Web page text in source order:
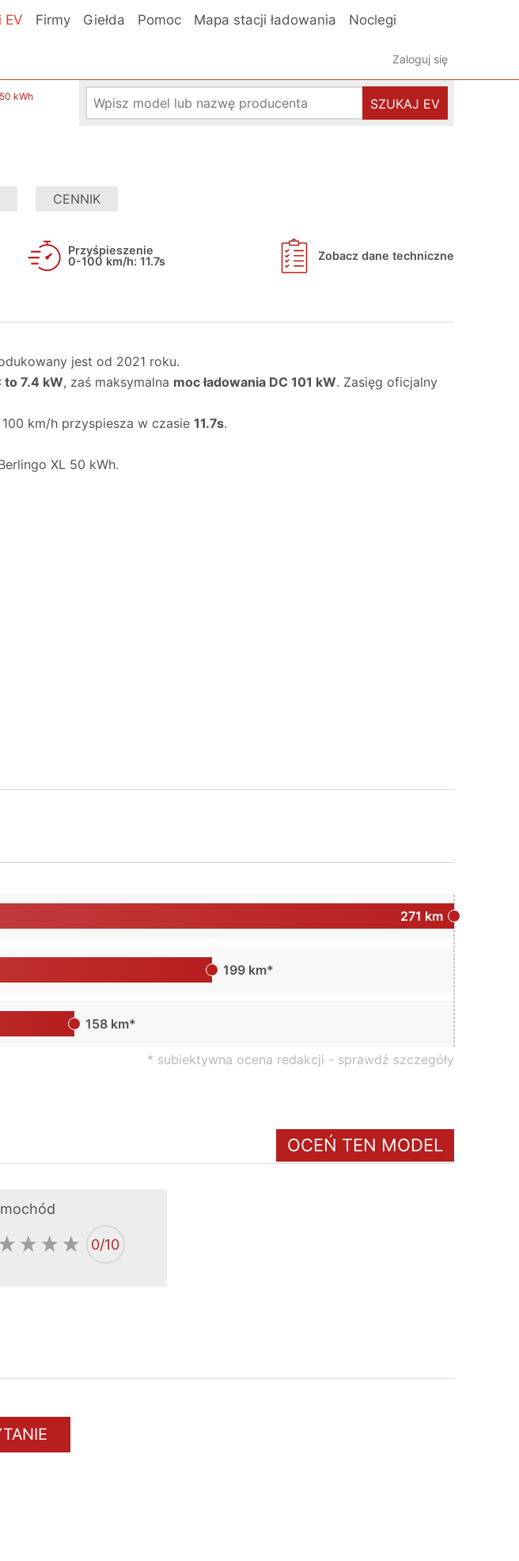
EV Firmy Giełda Pomoc Mapa stacji ładowania Noclegi
Zaloguj się
SZUKAJ EV
kWh
CENNIK
Przyśpieszenie
0-100 km/h: 11.7s
Zobacz dane techniczne
jest od 2021 roku.
to 7.4 kW, zaś maksymalna moc ładowania DC 101 kW. Zasięg oficjalny
km/h przyspiesza w czasie 11.7s.
XL 50 kWh.
271 km
199 km*
158 km*
* subiektywna ocena redakcji - sprawdź szczegóły
OCEŃ TEN MODEL
0/10